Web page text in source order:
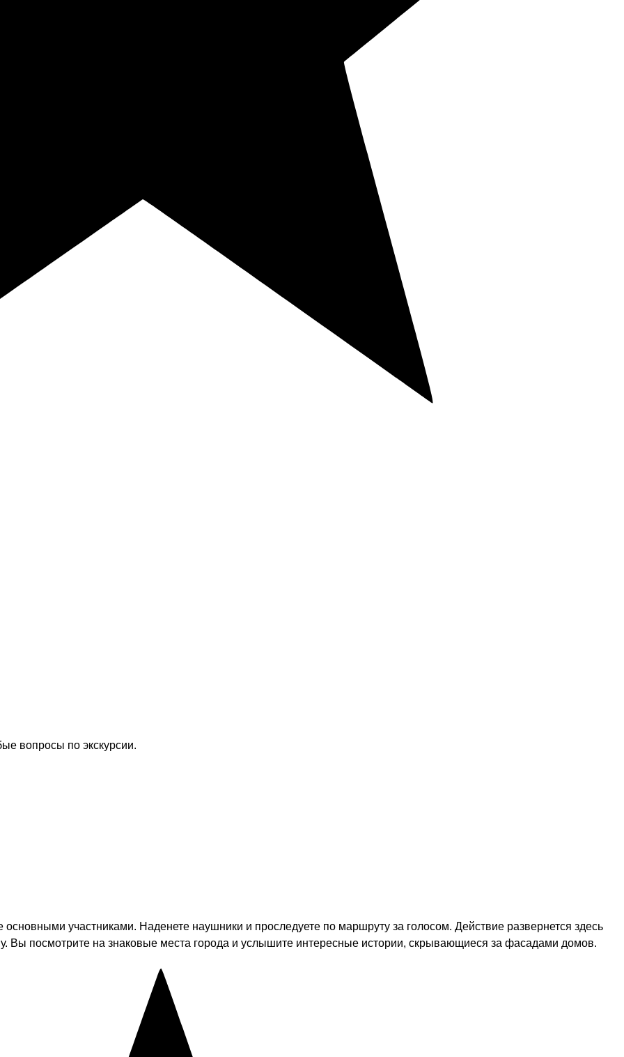
вопросы по экскурсии.
основными участниками. Наденете наушники и проследуете по маршруту за голосом. Действие развернется здесь
Вы посмотрите на знаковые места города и услышите интересные истории, скрывающиеся за фасадами домов.